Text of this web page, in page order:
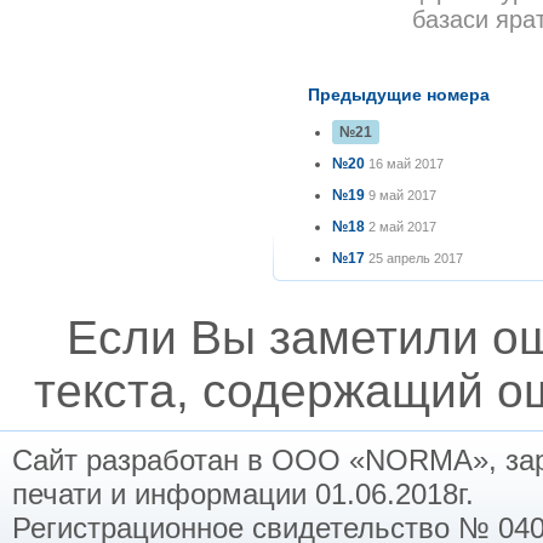
базаси
Предыдущие номера
№21
№20 16 май 2017
№19 9 май 2017
№18 2 май 2017
№17 25 апрель 2017
Если Вы заметили
текста, содержащий
Сайт разработан в ООО «NORMA»,
печати и информации 01.06.2018г.
Регистрационное свидетельство №